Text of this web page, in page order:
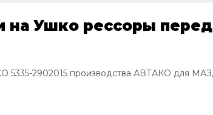
на Ушко рессоры
2902015 производства АВТАКО для